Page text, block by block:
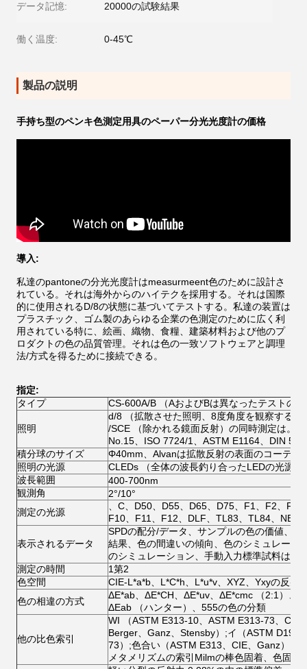
データ記憶: 20000の試験結果
働く温度: 0-45℃
製品の説明
手持ち型のペンキ色測定用具のペーパー分光光度計の価格
導入:
私達のpantoneの分光光度計はmeasurmeent色のために設計さ
れている。それは海外からのハイテクを採用する。それは国際
的に使用されるD/8の状態に基づいてテストする。私達の装置は
プラスチック、ゴム製のあらゆる企業の色測定のために広く利
用されている特に、絵画、織物、食糧、建築材料および他のプ
ロダクトの色の品質管理。それは色の一致ソフトウェアと調理
法/方式を得るために接続できる。
指定:
タイプ
CS-600A/B （AおよびBは異なったテストの
照明
d/8 （拡散させた照明、8度角度を観察する
/SCE （除かれる鏡面反射）の同時測定は。
No.15、ISO 7724/1、ASTM E1164、DIN
積分球のサイズ
Φ40mm、Alvanは拡散反射の表面のコーティ
照明の光源
CLEDs （全体の波長釣り合ったLEDの光源）
波長範囲
400-700nm
観測角
2°/10°
測定の光源
、C、D50、D55、D65、D75、F1、F2、F3
F10、F11、F12、DLF、TL83、TL84、NBF
表示されるデータ
SPDの配分/データ、サンプルの色の価値、
結果、色の間違いの傾向、色のシミュレーシ
のシミュレーション、手動入力標準試料は、
測定の時間
1第2
色空間
CIE-L*a*b、L*C*h、L*u*v、XYZ、Yxyの反射
色の相違の方式
ΔE*ab、ΔE*CH、ΔE*uv、ΔE*cmc （2:1）、
ΔEab （ハンター）、555の色の分類
他の比色索引
WI （ASTM E313-10、ASTM E313-73、CIE/
Berger、Ganz、Stensby）;イ（ASTM
73）;色合い（ASTM E313、CIE、Ganz）
メタメリズムの索引Milmの棒色固着、色固